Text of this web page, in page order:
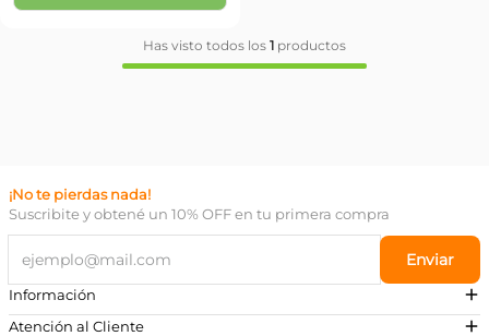
Has visto todos los 1 productos
¡No te pierdas nada!
Suscribite y obtené un 10% OFF en tu primera compra
Enviar
Información
Atención al Cliente